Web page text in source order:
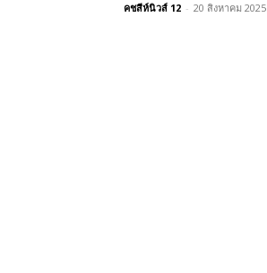
คชสีห์นิวส์ 12 - 20 สิงหาคม 2025